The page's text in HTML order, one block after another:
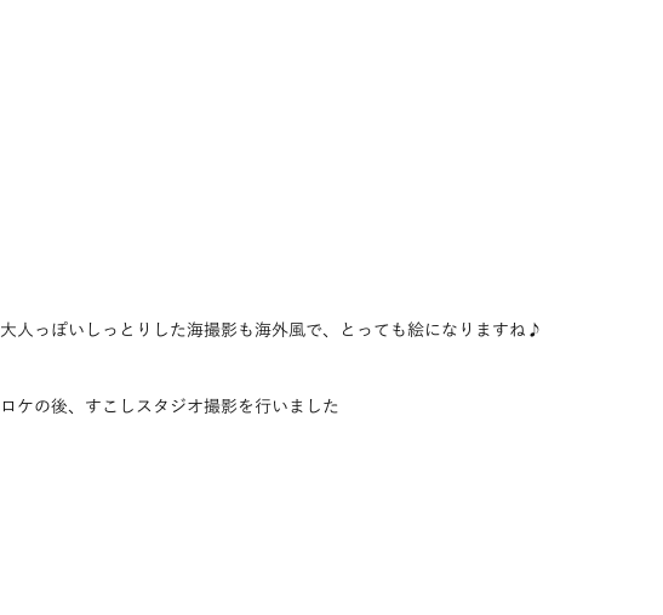
大人っぽいしっとりした海撮影も海外風で、とっても絵になりますね♪
ロケの後、すこしスタジオ撮影を行いました